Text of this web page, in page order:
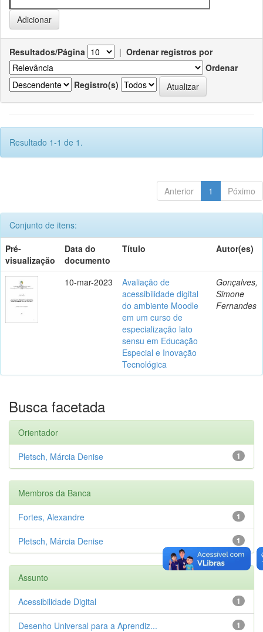
Resultados/Página | Ordenar registros por
Ordenar
Registro(s)
Resultado 1-1 de 1.
Anterior 1 Póximo
Conjunto de itens:
Pré-
visualização
Data do
documento
Título Autor(es)
10-mar-2023
Avaliação de
acessibilidade digital
do ambiente Moodle
em um curso de
especialização lato
sensu em Educação
Especial e Inovação
Tecnológica
Gonçalves,
Simone
Fernandes
Busca facetada
Orientador
1
Pletsch, Márcia Denise
Membros da Banca
1
Fortes, Alexandre
1
Pletsch, Márcia Denise
Assunto
1
Acessibilidade Digital
1
Desenho Universal para a Aprendiz...